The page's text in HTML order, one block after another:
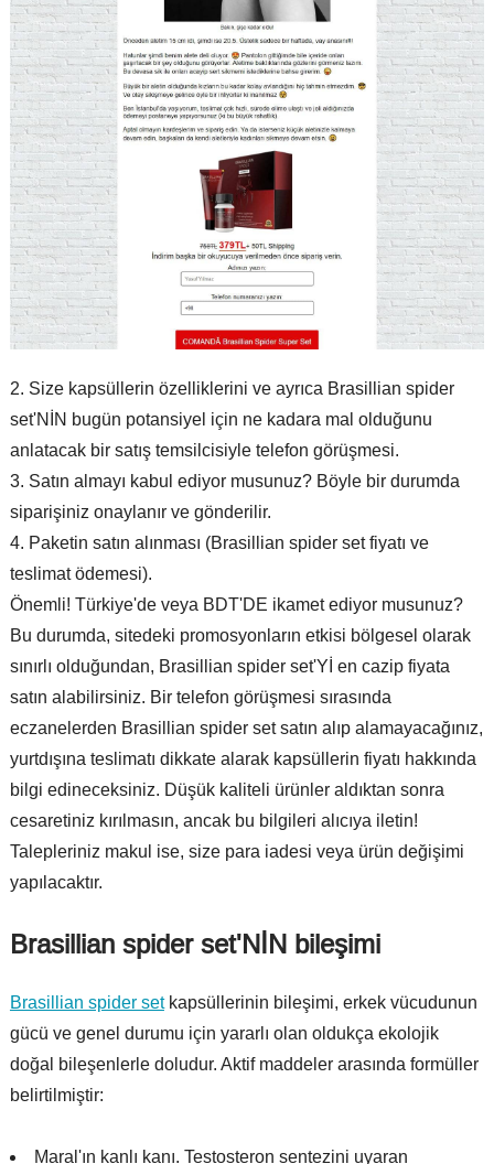
Size kapsüllerin özelliklerini ve ayrıca Brasillian spider
set'NİN bugün potansiyel için ne kadara mal olduğunu
anlatacak bir satış temsilcisiyle telefon görüşmesi.
Satın almayı kabul ediyor musunuz? Böyle bir durumda
siparişiniz onaylanır ve gönderilir.
Paketin satın alınması (Brasillian spider set fiyatı ve
teslimat ödemesi).
Önemli! Türkiye'de veya BDT'DE ikamet ediyor musunuz?
Bu durumda, sitedeki promosyonların etkisi bölgesel olarak
sınırlı olduğundan, Brasillian spider set'Yİ en cazip fiyata
satın alabilirsiniz. Bir telefon görüşmesi sırasında
eczanelerden Brasillian spider set satın alıp alamayacağınız,
yurtdışına teslimatı dikkate alarak kapsüllerin fiyatı hakkında
bilgi edineceksiniz. Düşük kaliteli ürünler aldıktan sonra
cesaretiniz kırılmasın, ancak bu bilgileri alıcıya iletin!
Talepleriniz makul ise, size para iadesi veya ürün değişimi
yapılacaktır.
Brasillian spider set'NİN bileşimi
Brasillian spider setkapsüllerinin bileşimi, erkek vücudunun
gücü ve genel durumu için yararlı olan oldukça ekolojik
doğal bileşenlerle doludur. Aktif maddeler arasında formüller
belirtilmiştir:
Maral'ın kanlı kanı. Testosteron sentezini uyaran